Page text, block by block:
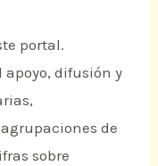
portal.
difusión y
de
sobre